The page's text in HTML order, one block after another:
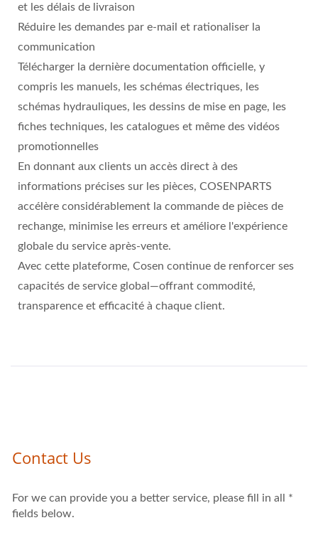
et les délais de livraison
Réduire les demandes par e-mail et rationaliser la
communication
Télécharger la dernière documentation officielle, y
compris les manuels, les schémas électriques, les
schémas hydrauliques, les dessins de mise en page, les
fiches techniques, les catalogues et même des vidéos
promotionnelles
En donnant aux clients un accès direct à des
informations précises sur les pièces, COSENPARTS
accélère considérablement la commande de pièces de
rechange, minimise les erreurs et améliore l'expérience
globale du service après-vente.
Avec cette plateforme, Cosen continue de renforcer ses
capacités de service global—offrant commodité,
transparence et efficacité à chaque client.